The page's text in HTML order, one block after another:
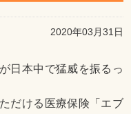
2020年03月31日
日本中で猛威を振るっ
だける医療保険「エブ